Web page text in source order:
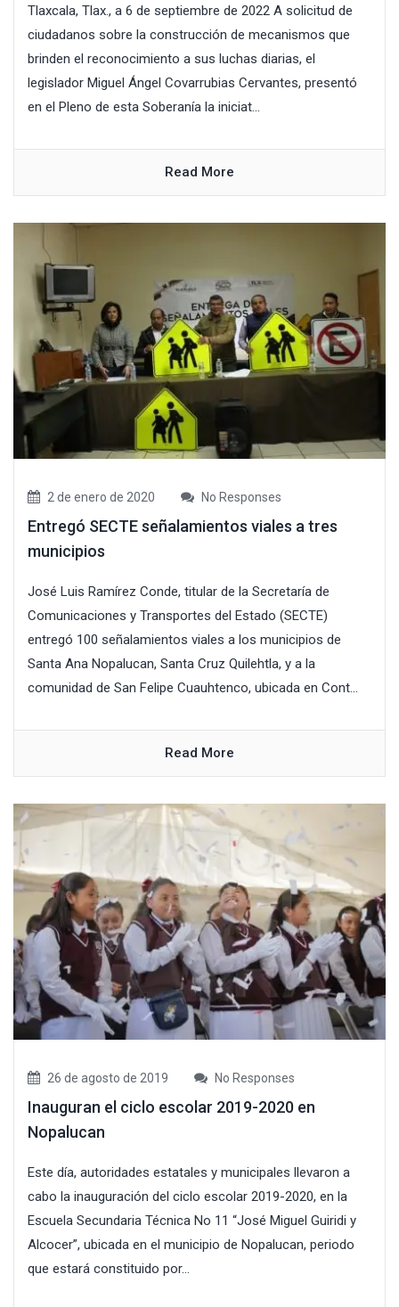
Tlaxcala, Tlax., a 6 de septiembre de 2022 A solicitud de
ciudadanos sobre la construcción de mecanismos que
brinden el reconocimiento a sus luchas diarias, el
legislador Miguel Ángel Covarrubias Cervantes, presentó
en el Pleno de esta Soberanía la iniciat...
Read More
2 de enero de 2020 No Responses
Entregó SECTE señalamientos viales a tres
municipios
José Luis Ramírez Conde, titular de la Secretaría de
Comunicaciones y Transportes del Estado (SECTE)
entregó 100 señalamientos viales a los municipios de
Santa Ana Nopalucan, Santa Cruz Quilehtla, y a la
comunidad de San Felipe Cuauhtenco, ubicada en Cont...
Read More
26 de agosto de 2019 No Responses
Inauguran el ciclo escolar 2019-2020 en
Nopalucan
Este día, autoridades estatales y municipales llevaron a
cabo la inauguración del ciclo escolar 2019-2020, en la
Escuela Secundaria Técnica No 11 “José Miguel Guiridi y
Alcocer”, ubicada en el municipio de Nopalucan, periodo
que estará constituido por...